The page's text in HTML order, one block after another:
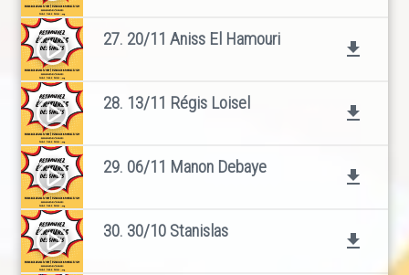
play_circle_filled
27. 20/11 Aniss El Hamouri file_download
play_circle_filled 28. 13/11 Régis Loisel file_download
play_circle_filled 29. 06/11 Manon Debaye file_download
play_circle_filled 30. 30/10 Stanislas file_download